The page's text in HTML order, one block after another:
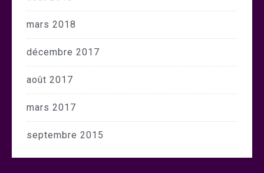
mars 2018
décembre 2017
août 2017
mars 2017
septembre 2015